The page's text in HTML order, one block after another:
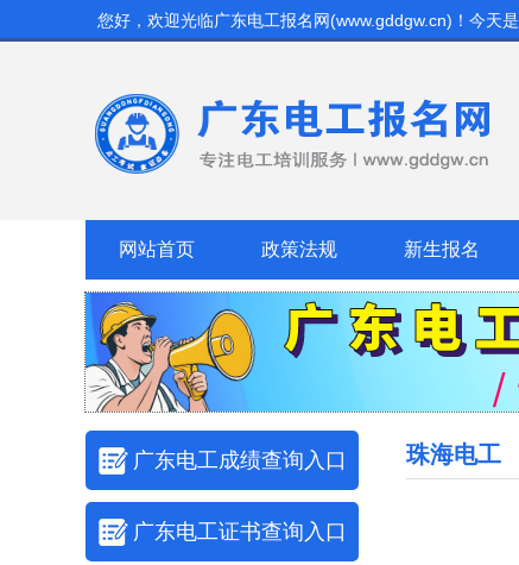
您好，欢迎光临广东电工报名网(www.gddgw.cn) ！今天是
网站首页 政策法规 新生报名
广东电工成绩查询入口
广东电工证书查询入口
珠海电工